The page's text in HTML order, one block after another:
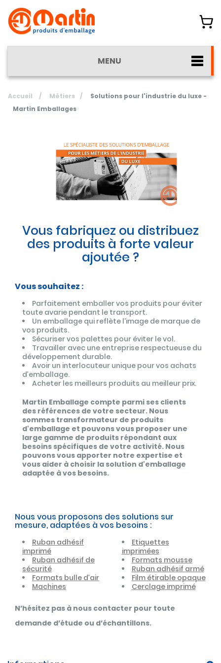
MENU
Accueil / Métiers /
Solutions pour l'industrie du luxe -
Martin Emballages
Vous fabriquez ou distribuez
des produits à forte valeur
ajoutée ?
Vous souhaitez :
Parfaitement emballer vos produits pour éviter
toute avarie pendant le transport.
Un emballage qui reflète l'image de marque de
vos produits.
Sécuriser vos palettes pour éviter le vol.
Travailler avec une entreprise respectueuse du
développement durable.
Avoir un interlocuteur unique pour vos achats
d’emballage.
Acheter les meilleurs produits au meilleur prix.
Martin Emballage compte parmi ses clients
des références de votre secteur. Nous
sommes transformateur de produits
d'emballage et pouvons vous proposer une
large gamme de produits répondant aux
besoins spécifiques de votre activité. Nous
pouvons vous apporter notre expertise et
vous aider à choisir la solution d'emballage
adaptée à vos besoins.
Nous vous proposons des solutions sur
mesure, adaptées à vos besoins :
Ruban adhésif
imprimé
Etiquettes
imprimées
Ruban adhésif de
sécurité
Formats mousse
Ruban adhésif armé
Formats bulle d’air
Film étirable opaque
Machines
Cerclage imprimé
N’hésitez pas à nous contacter pour toute
demande d’étude ou d’échantillons.